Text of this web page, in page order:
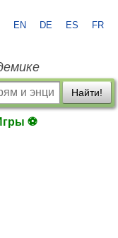
EN DE ES FR
Найти!
⚽